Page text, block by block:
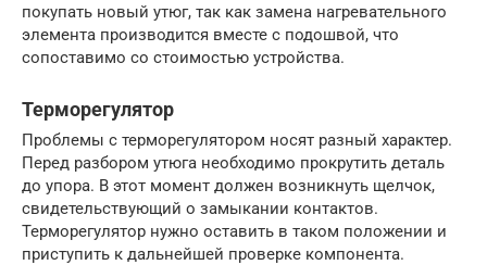
покупать новый утюг, так как замена нагревательного
элемента производится вместе с подошвой, что
сопоставимо со стоимостью устройства.
Терморегулятор
Проблемы с терморегулятором носят разный характер.
Перед разбором утюга необходимо прокрутить деталь
до упора. В этот момент должен возникнуть щелчок,
свидетельствующий о замыкании контактов.
Терморегулятор нужно оставить в таком положении и
приступить к дальнейшей проверке компонента.